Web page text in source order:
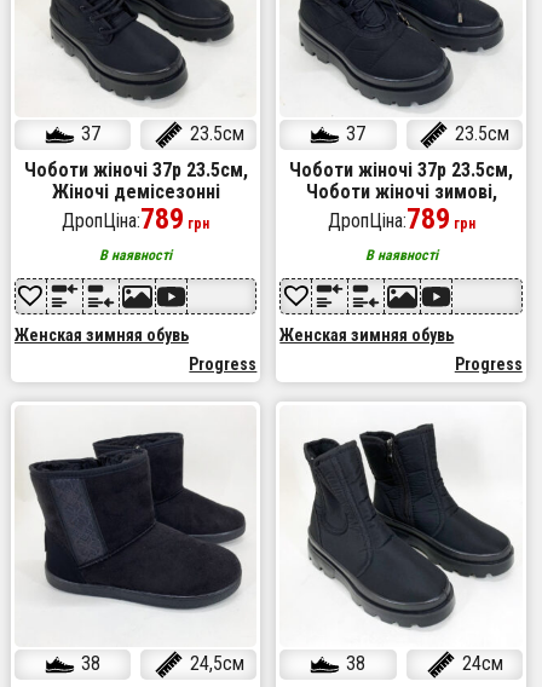
37
23.5см
Чоботи жіночі 37р 23.5см,
Жіночі демісезонні
черевики на низькому ходу
ДропЦіна:789 грн
В наявності
Женская зимняя обувь
Progress
37
23.5см
Чоботи жіночі 37р 23.5см,
Чоботи жіночі зимові,
Черевики в стилі casual
ДропЦіна:789 грн
В наявності
Женская зимняя обувь
Progress
38
24,5см
38
24см